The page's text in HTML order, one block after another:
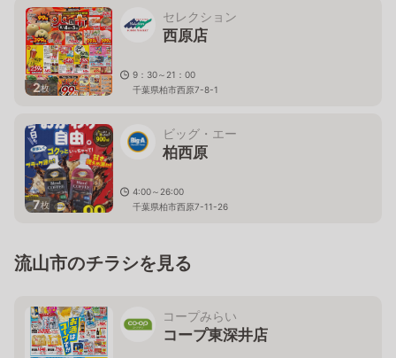
2枚
セレクション
西原店
9：30～21：00
千葉県柏市西原7-8-1
7枚
ビッグ・エー
柏西原
4:00～26:00
千葉県柏市西原7-11-26
流山市のチラシを見る
コープみらい
コープ東深井店